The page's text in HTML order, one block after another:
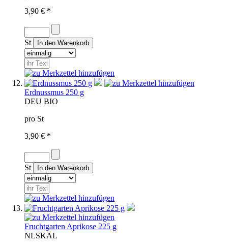
3,90 € *
St
Erdnussmus 250 g
DEU BIO
pro St
3,90 € *
St
Fruchtgarten Aprikose 225 g
NLSKAL